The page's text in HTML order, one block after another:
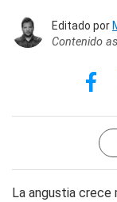
Editado por
Contenido
La angustia crece